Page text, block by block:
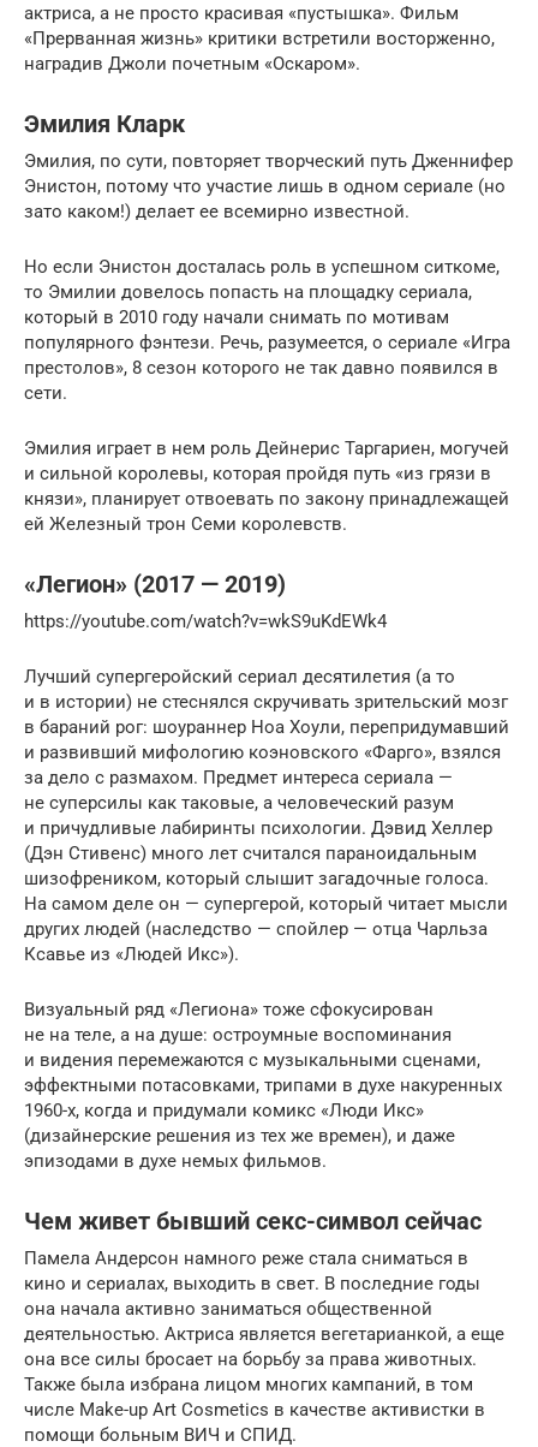
актриса, а не просто красивая «пустышка». Фильм
«Прерванная жизнь» критики встретили восторженно,
наградив Джоли почетным «Оскаром».
Эмилия Кларк
Эмилия, по сути, повторяет творческий путь Дженнифер
Энистон, потому что участие лишь в одном сериале (но
зато каком!) делает ее всемирно известной.
Но если Энистон досталась роль в успешном ситкоме,
то Эмилии довелось попасть на площадку сериала,
который в 2010 году начали снимать по мотивам
популярного фэнтези. Речь, разумеется, о сериале «Игра
престолов», 8 сезон которого не так давно появился в
сети.
Эмилия играет в нем роль Дейнерис Таргариен, могучей
и сильной королевы, которая пройдя путь «из грязи в
князи», планирует отвоевать по закону принадлежащей
ей Железный трон Семи королевств.
«Легион» (2017 — 2019)
https://youtube.com/watch?v=wkS9uKdEWk4
Лучший супергеройский сериал десятилетия (а то
и в истории) не стеснялся скручивать зрительский мозг
в бараний рог: шоураннер Ноа Хоули, перепридумавший
и развивший мифологию коэновского «Фарго», взялся
за дело с размахом. Предмет интереса сериала —
не суперсилы как таковые, а человеческий разум
и причудливые лабиринты психологии. Дэвид Хеллер
(Дэн Стивенс) много лет считался параноидальным
шизофреником, который слышит загадочные голоса.
На самом деле он — супергерой, который читает мысли
других людей (наследство — спойлер — отца Чарльза
Ксавье из «Людей Икс»).
Визуальный ряд «Легиона» тоже сфокусирован
не на теле, а на душе: остроумные воспоминания
и видения перемежаются с музыкальными сценами,
эффектными потасовками, трипами в духе накуренных
1960-х, когда и придумали комикс «Люди Икс»
(дизайнерские решения из тех же времен), и даже
эпизодами в духе немых фильмов.
Чем живет бывший секс-символ сейчас
Памела Андерсон намного реже стала сниматься в
кино и сериалах, выходить в свет. В последние годы
она начала активно заниматься общественной
деятельностью. Актриса является вегетарианкой, а еще
она все силы бросает на борьбу за права животных.
Также была избрана лицом многих кампаний, в том
числе Make-up Art Cosmetics в качестве активистки в
помощи больным ВИЧ и СПИД.